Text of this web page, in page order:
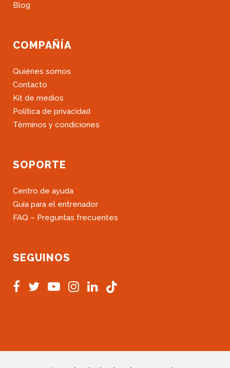
Blog
COMPAÑÍA
Quiénes somos
Contacto
Kit de medios
Política de privacidad
Términos y condiciones
SOPORTE
Centro de ayuda
Guía para el entrenador
FAQ – Preguntas frecuentes
SEGUINOS